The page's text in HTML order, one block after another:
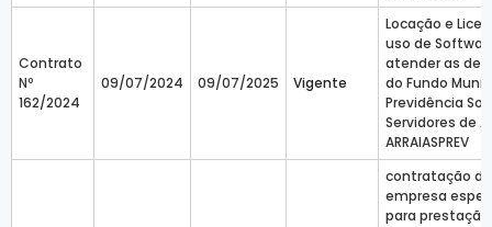
Contrato
Nº
162/2024
09/07/2024 09/07/2025 Vigente
Locação e
uso de
atender as
do Fundo
Previdência
Servidores de
ARRAIASPREV
contratação de
empresa
para